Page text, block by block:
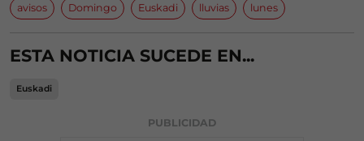
avisos Domingo Euskadi lluvias lunes
ESTA NOTICIA SUCEDE EN...
Euskadi
PUBLICIDAD